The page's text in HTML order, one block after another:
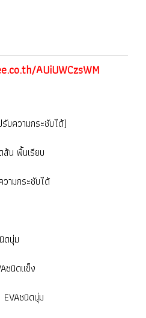
AUiUWCzsWM
บความกระชับได้)
ส้น พื้นเรียบ
ามกระชับได้
ดนุ่ม
ชนิดแข็ง
ชนิดนุ่ม